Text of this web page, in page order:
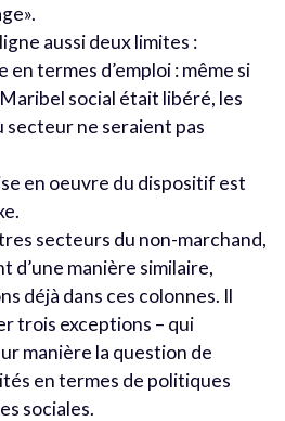
aussi deux limites :
en termes d’emploi : même si
social était libéré, les
secteur ne seraient pas
en oeuvre du dispositif est
secteurs du non-marchand,
d’une manière similaire,
déjà dans ces colonnes. Il
trois exceptions – qui
manière la question de
en termes de politiques
sociales.